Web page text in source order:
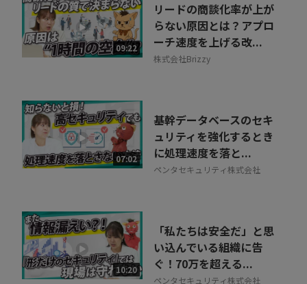
09:22
リードの商談化率が上が
らない原因とは？アプロ
ーチ速度を上げる改...
株式会社Brizzy
07:02
基幹データベースのセキ
ュリティを強化するとき
に処理速度を落と...
ペンタセキュリティ株式会社
10:20
「私たちは安全だ」と思
い込んでいる組織に告
ぐ！70万を超える...
ペンタセキュリティ株式会社